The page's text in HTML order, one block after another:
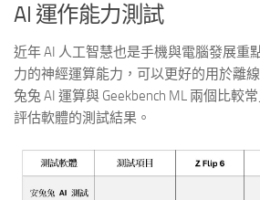
AI 運作能力測試
近年 AI 人工智慧也是手機與電腦發展重
力的神經運算能力，可以更好的用於離
兔兔 AI 運算與 Geekbench ML 兩個比較
評估軟體的測試結果。